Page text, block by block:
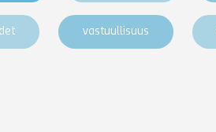
vastuullisuus